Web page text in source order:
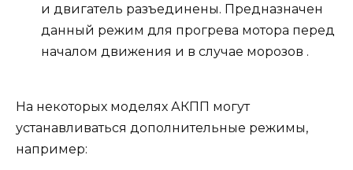
и двигатель разъединены. Предназначен
данный режим для прогрева мотора перед
началом движения и в случае морозов .
На некоторых моделях АКПП могут
устанавливаться дополнительные режимы,
например: